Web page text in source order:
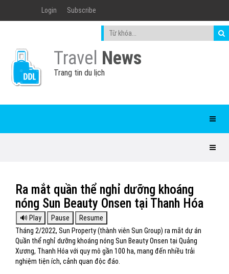
Login Subscribe
Travel News
Trang tin du lịch
Ra mắt quần thể nghỉ dưỡng khoáng
nóng Sun Beauty Onsen tại Thanh Hóa
Tháng 2/2022, Sun Property (thành viên Sun Group) ra mắt dự án
Quần thể nghỉ dưỡng khoáng nóng Sun Beauty Onsen tại Quảng
Xương, Thanh Hóa với quy mô gần 100 ha, mang đến nhiều trải
nghiệm tiện ích, cảnh quan độc đáo.